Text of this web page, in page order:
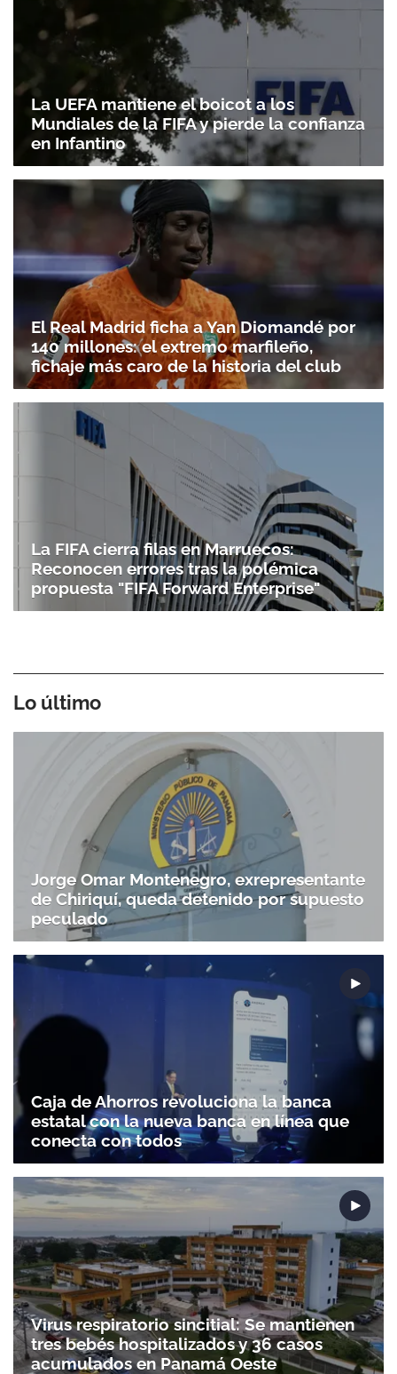
La UEFA mantiene el boicot a los
Mundiales de la FIFA y pierde la confianza
en Infantino
El Real Madrid ficha a Yan Diomandé por
140 millones: el extremo marfileño,
fichaje más caro de la historia del club
La FIFA cierra filas en Marruecos:
Reconocen errores tras la polémica
propuesta "FIFA Forward Enterprise"
Lo último
Jorge Omar Montenegro, exrepresentante
de Chiriquí, queda detenido por supuesto
peculado
Caja de Ahorros revoluciona la banca
estatal con la nueva banca en línea que
conecta con todos
Virus respiratorio sincitial: Se mantienen
tres bebés hospitalizados y 36 casos
acumulados en Panamá Oeste